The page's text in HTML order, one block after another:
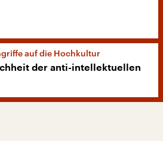
auf die Hochkultur
der anti-intellektuellen